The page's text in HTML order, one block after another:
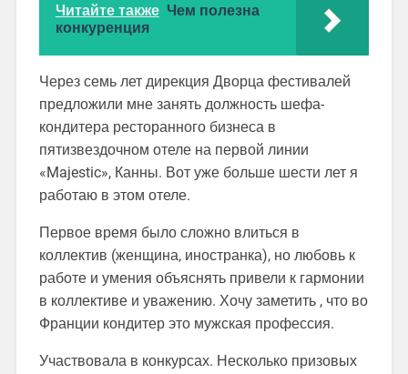
Читайте также Чем полезна
конкуренция
Через семь лет дирекция Дворца фестивалей
предложили мне занять должность шефа-
кондитера ресторанного бизнеса в
пятизвездочном отеле на первой линии
«Majestic», Канны. Вот уже больше шести лет я
работаю в этом отеле.
Первое время было сложно влиться в
коллектив (женщина, иностранка), но любовь к
работе и умения объяснять привели к гармонии
в коллективе и уважению. Хочу заметить , что во
Франции кондитер это мужская профессия.
Участвовала в конкурсах. Несколько призовых